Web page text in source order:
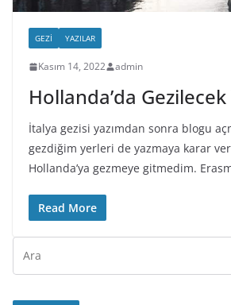
GEZI YAZILAR
Kasım 14, 2022 admin
Hollanda’da
İtalya gezisi yazımdan sonra blogu
gezdiğim yerleri de yazmaya karar
Hollanda’ya gezmeye gitmedim.
Read More